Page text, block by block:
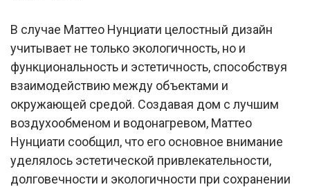
В случае Маттео Нунциати целостный дизайн
учитывает не только экологичность, но и
функциональность и эстетичность, способствуя
взаимодействию между объектами и
окружающей средой. Создавая дом с лучшим
воздухообменом и водонагревом, Маттео
Нунциати сообщил, что его основное внимание
уделялось эстетической привлекательности,
долговечности и экологичности при сохранении